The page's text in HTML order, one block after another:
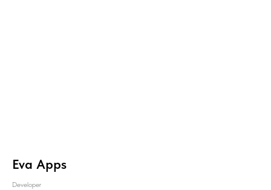
Eva Apps
Developer